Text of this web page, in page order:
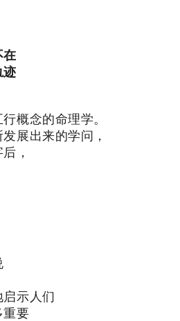
在
迹
概念的命理学。
展出来的学问，
，
示人们
重要